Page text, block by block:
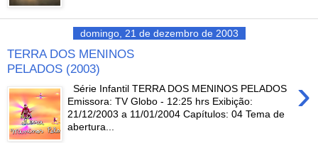
domingo, 21 de dezembro de 2003
TERRA DOS MENINOS
PELADOS (2003)
›
Série Infantil TERRA DOS MENINOS PELADOS
Emissora: TV Globo - 12:25 hrs Exibição:
21/12/2003 a 11/01/2004 Capítulos: 04 Tema de
abertura...